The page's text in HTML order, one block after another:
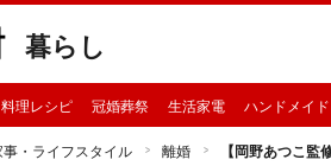
暮らし
料理レシピ 冠婚葬祭 生活家電 ハンドメイド
事・ライフスタイル 離婚 【岡野あつこ